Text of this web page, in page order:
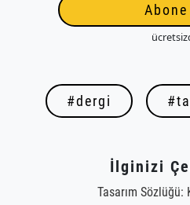
Abone
#dergi
İlginizi
Tasarım Sözlüğü: